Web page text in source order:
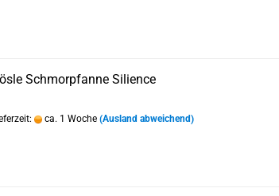
Schmorpfanne Silience
ca. 1 Woche (Ausland abweichend)